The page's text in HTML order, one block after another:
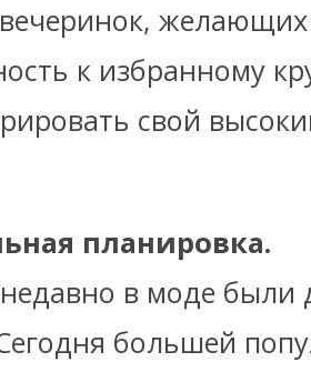
к избранному
свой
планировка.
в моде были
большей